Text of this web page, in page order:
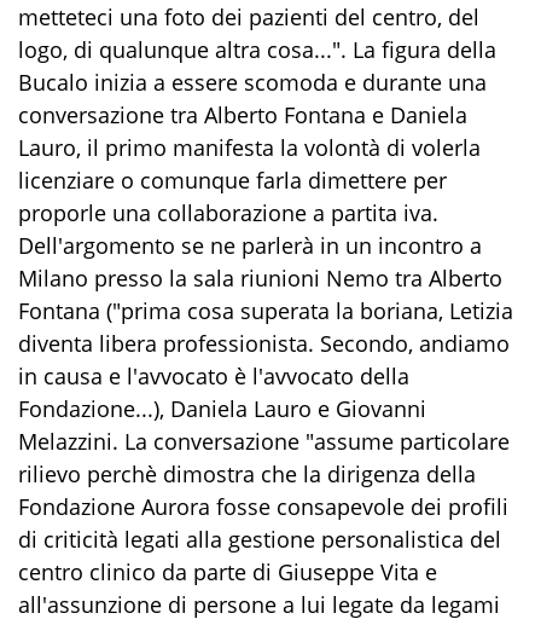
metteteci una foto dei pazienti del centro, del
logo, di qualunque altra cosa...". La figura della
Bucalo inizia a essere scomoda e durante una
conversazione tra Alberto Fontana e Daniela
Lauro, il primo manifesta la volontà di volerla
licenziare o comunque farla dimettere per
proporle una collaborazione a partita iva.
Dell'argomento se ne parlerà in un incontro a
Milano presso la sala riunioni Nemo tra Alberto
Fontana ("prima cosa superata la boriana, Letizia
diventa libera professionista. Secondo, andiamo
in causa e l'avvocato è l'avvocato della
Fondazione...), Daniela Lauro e Giovanni
Melazzini. La conversazione "assume particolare
rilievo perchè dimostra che la dirigenza della
Fondazione Aurora fosse consapevole dei profili
di criticità legati alla gestione personalistica del
centro clinico da parte di Giuseppe Vita e
all'assunzione di persone a lui legate da legami